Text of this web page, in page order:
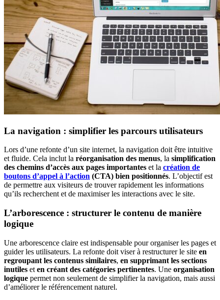
La navigation : simplifier les parcours utilisateurs
Lors d’une refonte d’un site internet, la navigation doit être intuitive
et fluide. Cela inclut la réorganisation des menus, la simplification
des chemins d’accès aux pages importantes et la création de
boutons d’appel à l’action (CTA) bien positionnés. L’objectif est
de permettre aux visiteurs de trouver rapidement les informations
qu’ils recherchent et de maximiser les interactions avec le site.
L’arborescence : structurer le contenu de manière
logique
Une arborescence claire est indispensable pour organiser les pages et
guider les utilisateurs. La refonte doit viser à restructurer le site en
regroupant les contenus similaires, en supprimant les sections
inutiles et en créant des catégories pertinentes. Une organisation
logique permet non seulement de simplifier la navigation, mais aussi
d’améliorer le référencement naturel.